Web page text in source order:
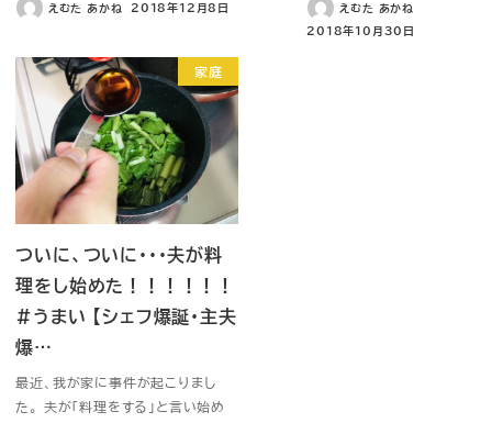
えむた あかね 2018年12月8日 えむた あかね
2018年10月30日
家庭
ついに、ついに・・・夫が料
理をし始めた！！！！！！
#うまい 【シェフ爆誕・主夫
爆…
最近、我が家に事件が起こりまし
た。 夫が「料理をする」と言い始め